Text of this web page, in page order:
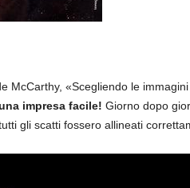
McCarthy, «Scegliendo le
impresa facile! Giorno dopo
gli scatti fossero allineati